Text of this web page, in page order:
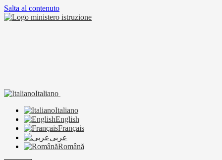
Salta al contenuto
Italiano
Italiano
English
Français
عربى
Română